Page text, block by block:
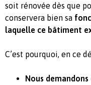
soit rénovée dès que
conservera bien sa
laquelle ce bâtiment
C’est pourquoi, en ce
Nous